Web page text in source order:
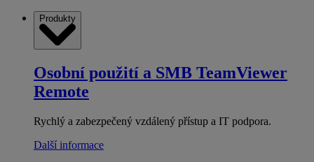
Produkty
Osobní použití a SMB TeamViewer
Remote
Rychlý a zabezpečený vzdálený přístup a IT podpora.
Další informace